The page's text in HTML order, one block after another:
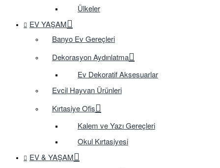
Ülkeler
EV YAŞAM
Banyo Ev Gereçleri
Dekorasyon Aydınlatma
Ev Dekoratif Aksesuarlar
Evcil Hayvan Ürünleri
Kırtasiye Ofis
Kalem ve Yazı Gereçleri
Okul Kırtasiyesi
EV & YAŞAM